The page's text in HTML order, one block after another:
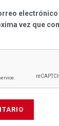
electrónico
vez que